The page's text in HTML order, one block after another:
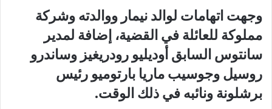
ر
و
ن
ي
ا
وجهت اتهامات لوالد نيمار ووالدته وشركة
مملوكة للعائلة في القضية، إضافة لمدير
سانتوس السابق أوديليو رودريغيز وساندرو
روسيل وجوسيب ماريا بارتوميو رئيس
برشلونة ونائبه في ذلك الوقت.